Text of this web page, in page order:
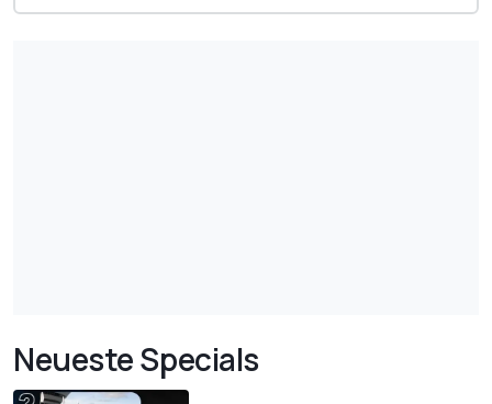
Neueste Specials